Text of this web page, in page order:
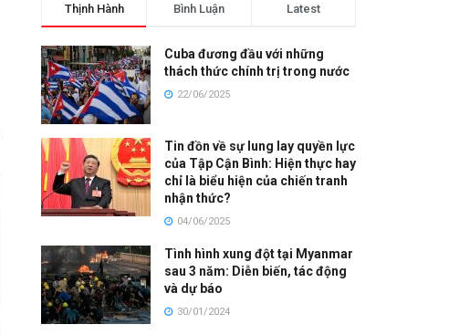
Thịnh Hành Bình Luận Latest
Cuba đương đầu với những
thách thức chính trị trong nước
22/06/2025
Tin đồn về sự lung lay quyền lực
của Tập Cận Bình: Hiện thực hay
chỉ là biểu hiện của chiến tranh
nhận thức?
04/06/2025
Tình hình xung đột tại Myanmar
sau 3 năm: Diễn biến, tác động
và dự báo
30/01/2024